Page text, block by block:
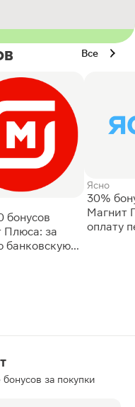
Все
бонусов
Плюса: за
банковскую
Ясно
30%
Магнит
оплату
за покупки